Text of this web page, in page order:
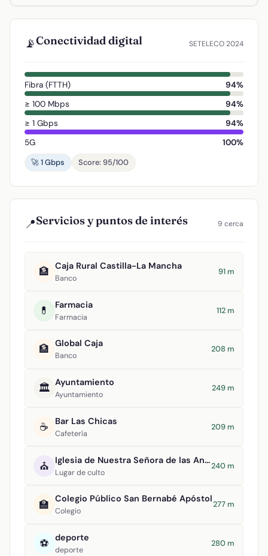
📡Conectividad digital SETELECO 2024
Fibra (FTTH)
94%
≥ 100 Mbps
94%
≥ 1 Gbps
94%
5G
100%
🚀 1 Gbps
Score: 95/100
📍Servicios y puntos de interés 9 cerca
🏦 Caja Rural Castilla-La Mancha
Banco
91 m
💊 Farmacia
Farmacia
112 m
🏦 Global Caja
Banco
208 m
🏛️ Ayuntamiento
Ayuntamiento
249 m
☕ Bar Las Chicas
Cafetería
209 m
⛪ Iglesia de Nuestra Señora de las Angustias
Lugar de culto
240 m
🏫 Colegio Público San Bernabé Apóstol
Colegio
277 m
⚽ deporte
deporte
280 m